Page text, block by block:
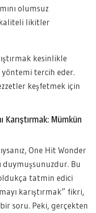
olumsuz
likitler
kesinlikle
tercih eder.
keşfetmek için
Karıştırmak: Mümkün
One Hit Wonder
duymuşsunuzdur. Bu
tatmin edici
karıştırmak” fikri,
soru. Peki, gerçekten